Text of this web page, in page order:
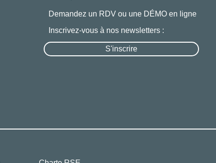
Demandez un RDV ou une DÉMO en ligne
Inscrivez-vous à nos newsletters :
S'inscrire